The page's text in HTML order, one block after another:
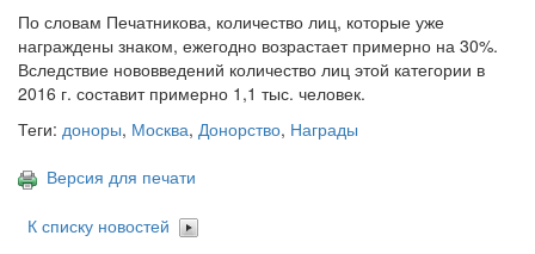
По словам Печатникова, количество лиц, которые уже
награждены знаком, ежегодно возрастает примерно на 30%.
Вследствие нововведений количество лиц этой категории в
2016 г. составит примерно 1,1 тыс. человек.
Теги: доноры, Москва, Донорство, Награды
Версия для печати
К списку новостей